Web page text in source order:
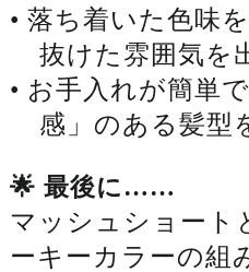
• 落ち着いた色味
抜けた雰囲気を
• お手入れが簡単
感」のある髪型
🌟 最後に……
マッシュショート
ーキーカラーの組